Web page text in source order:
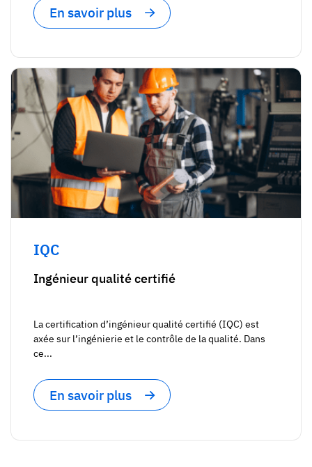
En savoir plus
IQC
Ingénieur qualité certifié
La certification d’ingénieur qualité certifié (IQC) est
axée sur l’ingénierie et le contrôle de la qualité. Dans
ce...
En savoir plus